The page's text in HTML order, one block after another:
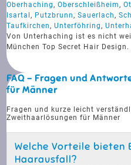
Oberhaching,Oberschleißheim,
Isartal, Putzbrunn,Sauerlach,
Taufkirchen,Unterföhring,
Von Unterhaching ist es nicht
München Top Secret Hair Design.
FAQ - Fragen und
für Männer
Fragen und kurze leicht
Zweithaarlösungen für Männer
Welche Vorteile bieten
Haarausfall?